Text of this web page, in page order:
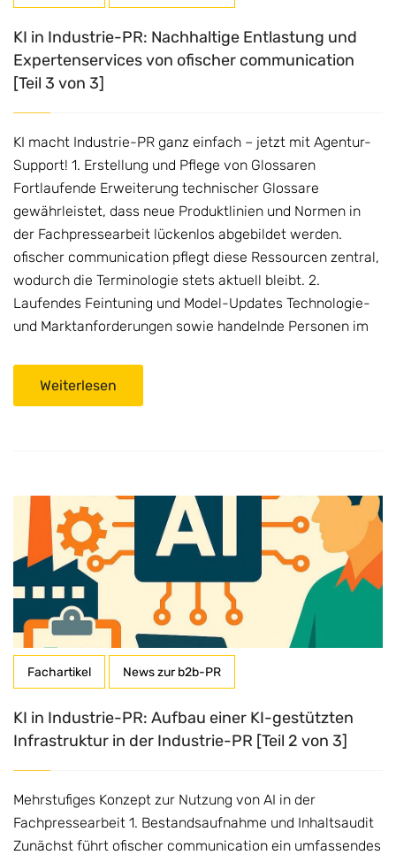
KI in Industrie-PR: Nachhaltige Entlastung und
Expertenservices von ofischer communication
[Teil 3 von 3]
KI macht Industrie-PR ganz einfach – jetzt mit Agentur-
Support! 1. Erstellung und Pflege von Glossaren
Fortlaufende Erweiterung technischer Glossare
gewährleistet, dass neue Produktlinien und Normen in
der Fachpressearbeit lückenlos abgebildet werden.
ofischer communication pflegt diese Ressourcen zentral,
wodurch die Terminologie stets aktuell bleibt. 2.
Laufendes Feintuning und Model-Updates Technologie-
und Marktanforderungen sowie handelnde Personen im
Weiterlesen
Fachartikel News zur b2b-PR
KI in Industrie-PR: Aufbau einer KI-gestützten
Infrastruktur in der Industrie-PR [Teil 2 von 3]
Mehrstufiges Konzept zur Nutzung von AI in der
Fachpressearbeit 1. Bestandsaufnahme und Inhaltsaudit
Zunächst führt ofischer communication ein umfassendes